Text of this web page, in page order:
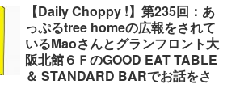
【Daily Choppy !】第235回：あ
っぷるtree homeの広報をされて
いるMaoさんとグランフロント大
阪北館６ＦのGOOD EAT TABLE
＆ STANDARD BARでお話をさ